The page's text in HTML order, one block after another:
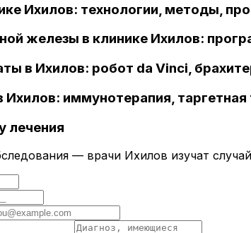
Ихилов: технологии, методы,
железы в клинике Ихилов:
в Ихилов: робот da Vinci,
иммунотерапия,
лечения
— врачи Ихилов изучат